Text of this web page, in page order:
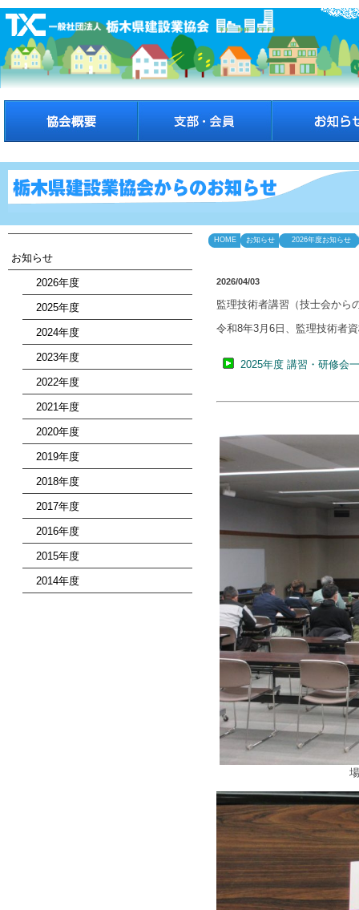
お知らせ
2026年度
2025年度
2024年度
2023年度
2022年度
2021年度
2020年度
2019年度
2018年度
2017年度
2016年度
2015年度
2014年度
HOME お知らせ 2026年度お知らせ
2026/04/03
監理技術者講習（技士会から
令和8年3月6日、監理技術者
2025年度 講習・研修会